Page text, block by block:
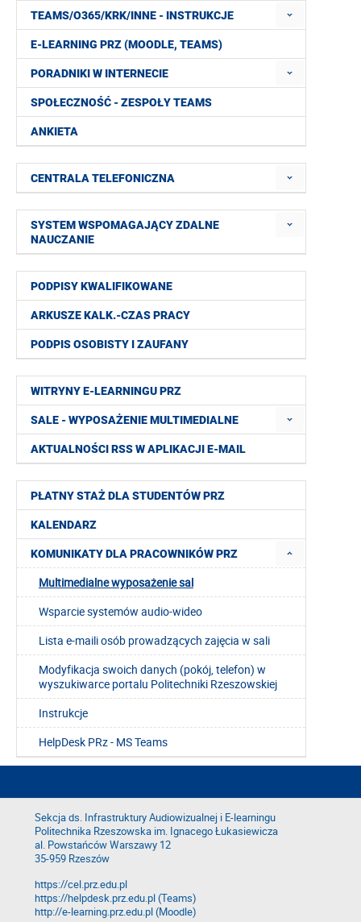
TEAMS/O365/KRK/INNE - INSTRUKCJE
E-LEARNING PRZ (MOODLE, TEAMS)
PORADNIKI W INTERNECIE
SPOŁECZNOŚĆ - ZESPOŁY TEAMS
ANKIETA
CENTRALA TELEFONICZNA
SYSTEM WSPOMAGAJĄCY ZDALNE
NAUCZANIE
PODPISY KWALIFIKOWANE
ARKUSZE KALK.-CZAS PRACY
PODPIS OSOBISTY I ZAUFANY
WITRYNY E-LEARNINGU PRZ
SALE - WYPOSAŻENIE MULTIMEDIALNE
AKTUALNOŚCI RSS W APLIKACJI E-MAIL
PŁATNY STAŻ DLA STUDENTÓW PRZ
KALENDARZ
KOMUNIKATY DLA PRACOWNIKÓW PRZ
Multimedialne wyposażenie sal
Wsparcie systemów audio-wideo
Lista e-maili osób prowadzących zajęcia w sali
Modyfikacja swoich danych (pokój, telefon) w
wyszukiwarce portalu Politechniki Rzeszowskiej
Instrukcje
HelpDesk PRz - MS Teams
Sekcja ds. Infrastruktury Audiowizualnej i E-learningu
Politechnika Rzeszowska im. Ignacego Łukasiewicza
al. Powstańców Warszawy 12
35-959 Rzeszów
https://cel.prz.edu.pl
https://helpdesk.prz.edu.pl (Teams)
http://e-learning.prz.edu.pl (Moodle)